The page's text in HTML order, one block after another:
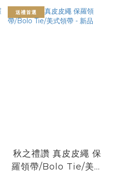
送禮首選
秋之禮讚 真皮皮繩 保
羅領帶/Bolo Tie/美式